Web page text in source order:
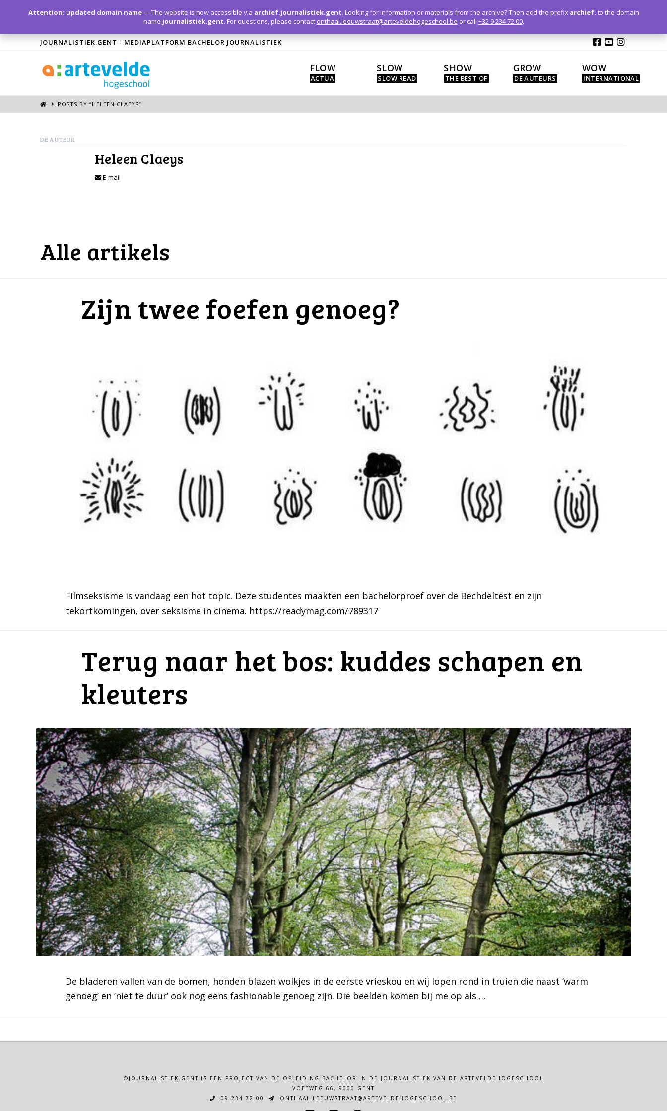
JOURNALISTIEK.GENT - MEDIAPLATFORM BACHELOR JOURNALISTIEK
FLOW SLOW SHOW GROW WOW
POSTS BY “HELEEN CLAEYS”
DE AUTEUR
Heleen Claeys
E-mail
Alle artikels
Zijn twee foefen genoeg?
Filmseksisme is vandaag een hot topic. Deze studentes maakten een bachelorproef over de Bechdeltest en zijn
tekortkomingen, over seksisme in cinema. https://readymag.com/789317
Terug naar het bos: kuddes schapen en
kleuters
De bladeren vallen van de bomen, honden blazen wolkjes in de eerste vrieskou en wij lopen rond in truien die naast ‘warm
genoeg’ en ‘niet te duur’ ook nog eens fashionable genoeg zijn. Die beelden komen bij me op als …
©JOURNALISTIEK.GENT IS EEN PROJECT VAN DE OPLEIDING BACHELOR IN DE JOURNALISTIEK VAN DE ARTEVELDEHOGESCHOOL
VOETWEG 66, 9000 GENT
09 234 72 00
ONTHAAL.LEEUWSTRAAT@ARTEVELDEHOGESCHOOL.BE
Attention: updated domain name— The website is now accessible via archief.journalistiek.gent. Looking for information or materials from the archive? Then add the prefix archief. to the domain
name journalistiek.gent. For questions, please contact onthaal.leeuwstraat@arteveldehogeschool.be or call +32 9 234 72 00.